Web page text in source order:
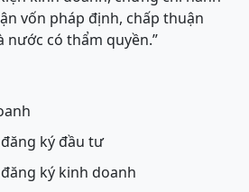
vốn pháp định, chấp thuận
nước có thẩm quyền.”
ký đầu tư
ký kinh doanh